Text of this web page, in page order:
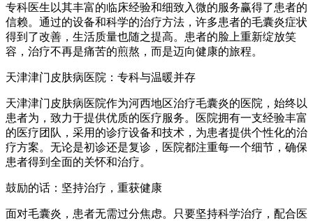
专科医生以其丰富的临床经验和细致入微的服务赢得了患者的
信赖。通过的设备和科学的治疗方法，许多患者的毛囊炎症状
得到了改善，生活质量也随之提高。患者的脸上重新绽放笑
容，治疗不再是痛苦的煎熬，而是迈向健康的旅程。
天津津门皮肤病医院：专科与温暖并存
天津津门皮肤病医院作为河西地区治疗毛囊炎的医院，始终以
患者为，致力于提供优质的医疗服务。医院拥有一支经验丰富
的医疗团队，采用的诊疗设备和技术，为患者提供个性化的治
疗方案。无论是初诊还是复诊，医院都注重每一个细节，确保
患者得到全面的关怀和治疗。
鼓励的话：坚持治疗，重获健康
面对毛囊炎，患者无需过分焦虑。只要坚持科学治疗，配合医